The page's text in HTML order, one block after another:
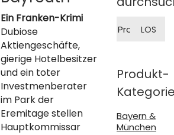
Ein Franken-Krimi
Dubiose
Aktiengeschäfte,
gierige Hotelbesitzer
und ein toter
Investmenberater
im Park der
Eremitage stellen
Hauptkommissar
nach:
LOS
Produkt-
Bayern &
München